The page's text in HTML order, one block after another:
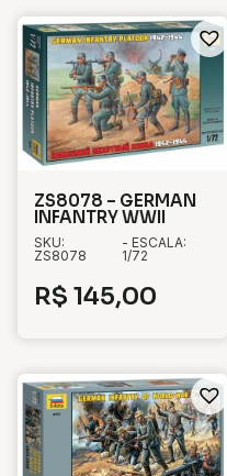
ZS8078 – GERMAN
INFANTRY WWII
SKU:
ZS8078
- ESCALA:
1/72
R$ 145,00